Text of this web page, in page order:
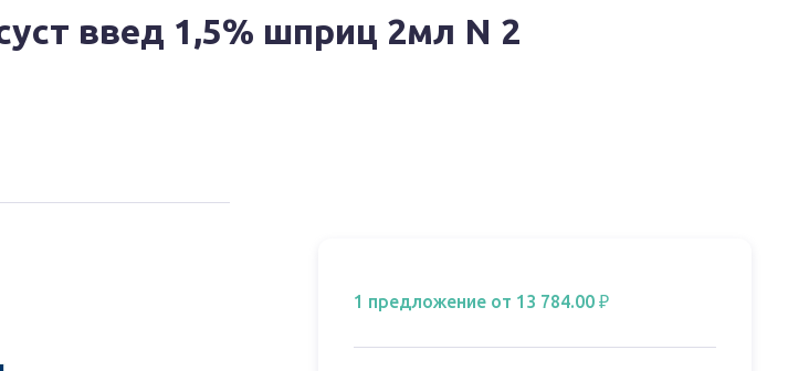
введ 1,5% шприц 2мл N 2
1 предложение от 13 784.00 ₽